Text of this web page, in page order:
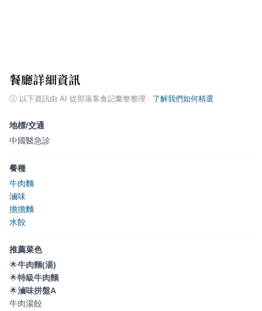
餐廳詳細資訊
ⓘ 以下資訊由 AI 從部落客食記彙整整理 · 了解我們如何精選
地標/交通
中國醫急診
餐種
牛肉麵
滷味
擔擔麵
水餃
推薦菜色
🌟牛肉麵(湯)
🌟特級牛肉麵
🌟滷味拼盤A
牛肉湯餃